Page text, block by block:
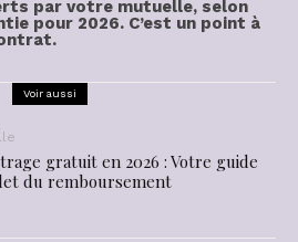
par votre mutuelle, selon
pour 2026. C’est un point à
Voir aussi
gratuit en 2026 : Votre guide
du remboursement